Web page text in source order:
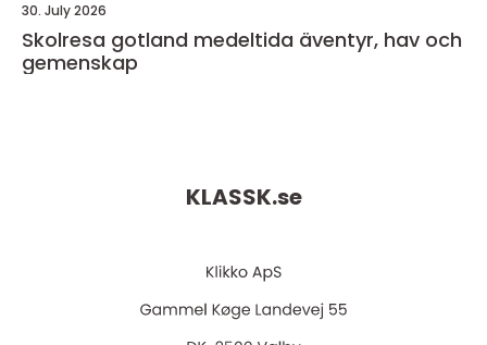
30. July 2026
Skolresa gotland medeltida äventyr, hav och
gemenskap
KLASSK.se